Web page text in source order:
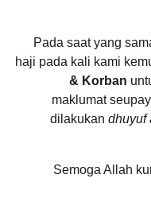
Pada saat yang
haji pada kali kami
& Korban
maklumat
dilakukan dhuyuf
Semoga Allah